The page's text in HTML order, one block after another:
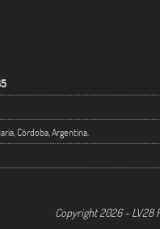
Córdoba, Argentina.
Copyright 2026 - LV28